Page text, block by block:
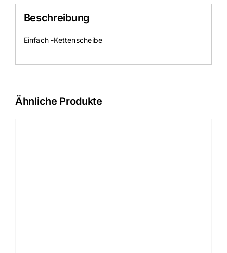
Beschreibung
Einfach -Kettenscheibe
Ähnliche Produkte